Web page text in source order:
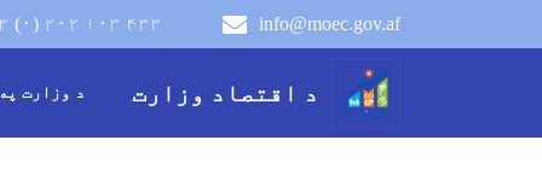
د اقتصاد وزارت
info@moec.gov.af +۹۳ (۰) ۲۰۲ ۱۰۳
navigation menu
د وزارت